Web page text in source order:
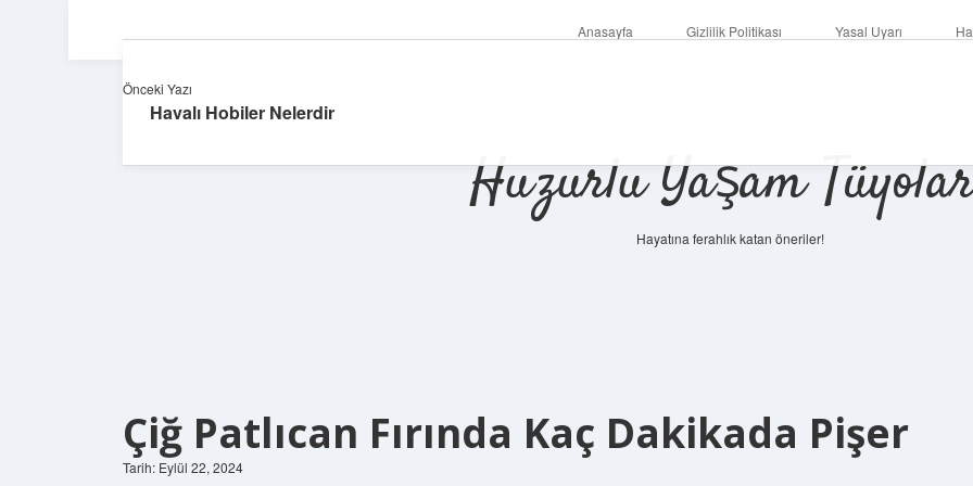
Anasayfa Gizlilik Politikası Yasal Uyarı
Huzurlu Yaşam
Hayatına ferahlık katan öneriler!
Çiğ Patlıcan Fırında Kaç Dakikada Pişer
Tarih: Eylül 22, 2024
Önceki Yazı
Havalı Hobiler Nelerdir